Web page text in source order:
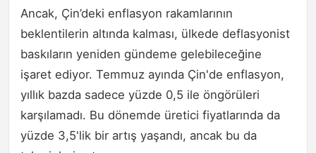
Ancak, Çin’deki enflasyon rakamlarının
beklentilerin altında kalması, ülkede deflasyonist
baskıların yeniden gündeme gelebileceğine
işaret ediyor. Temmuz ayında Çin'de enflasyon,
yıllık bazda sadece yüzde 0,5 ile öngörüleri
karşılamadı. Bu dönemde üretici fiyatlarında da
yüzde 3,5'lik bir artış yaşandı, ancak bu da